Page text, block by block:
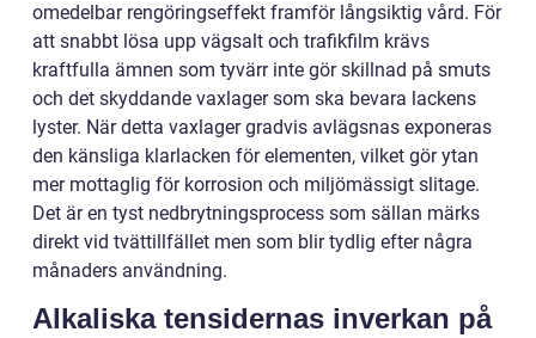
omedelbar rengöringseffekt framför långsiktig vård. För
att snabbt lösa upp vägsalt och trafikfilm krävs
kraftfulla ämnen som tyvärr inte gör skillnad på smuts
och det skyddande vaxlager som ska bevara lackens
lyster. När detta vaxlager gradvis avlägsnas exponeras
den känsliga klarlacken för elementen, vilket gör ytan
mer mottaglig för korrosion och miljömässigt slitage.
Det är en tyst nedbrytningsprocess som sällan märks
direkt vid tvättillfället men som blir tydlig efter några
månaders användning.
Alkaliska tensidernas inverkan på